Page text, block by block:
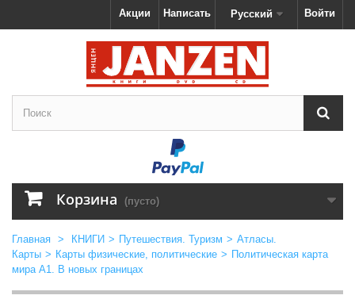
Войти
Русский
Написать
Акции
Корзина (пусто)
Главная > КНИГИ > Путешествия. Туризм > Атласы.
Карты > Карты физические, политические > Политическая карта
мира А1. В новых границах